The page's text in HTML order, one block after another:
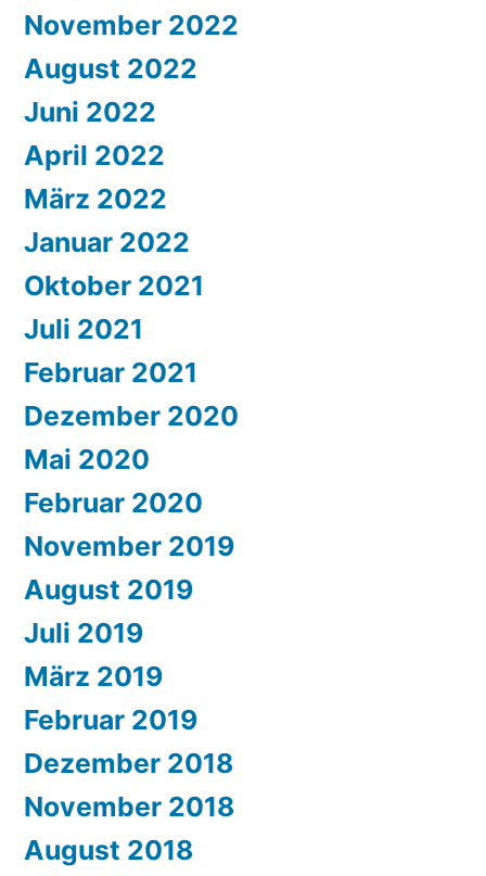
November 2022
August 2022
Juni 2022
April 2022
März 2022
Januar 2022
Oktober 2021
Juli 2021
Februar 2021
Dezember 2020
Mai 2020
Februar 2020
November 2019
August 2019
Juli 2019
März 2019
Februar 2019
Dezember 2018
November 2018
August 2018